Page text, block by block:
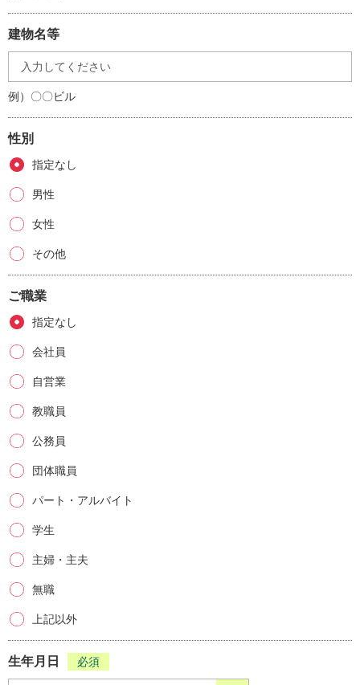
建物名等
例）〇〇ビル
性別
指定なし
男性
女性
その他
ご職業
指定なし
会社員
自営業
教職員
公務員
団体職員
パート・アルバイト
学生
主婦・主夫
無職
上記以外
生年月日 必須